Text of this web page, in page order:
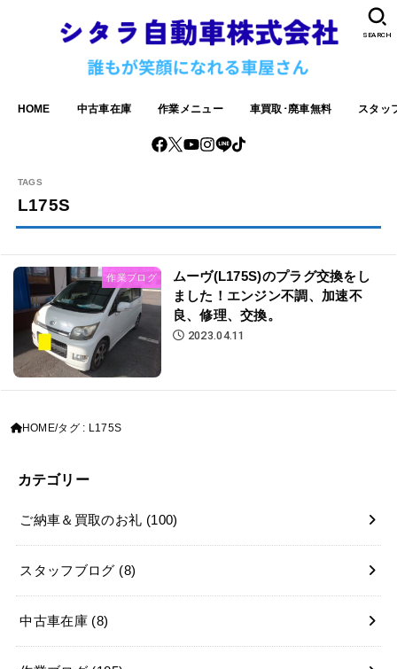
HOME 中古車在庫 作業メニュー 車買取･廃車無料 スタッ
SEARCH
L175S
作業ブログ
ムーヴ(L175S)のプラグ交換をし
ました！エンジン不調、加速不
良、修理、交換。
2023.04.11
HOME タグ : L175S
カテゴリー
ご納車＆買取のお礼 (100)
スタッフブログ (8)
中古車在庫 (8)